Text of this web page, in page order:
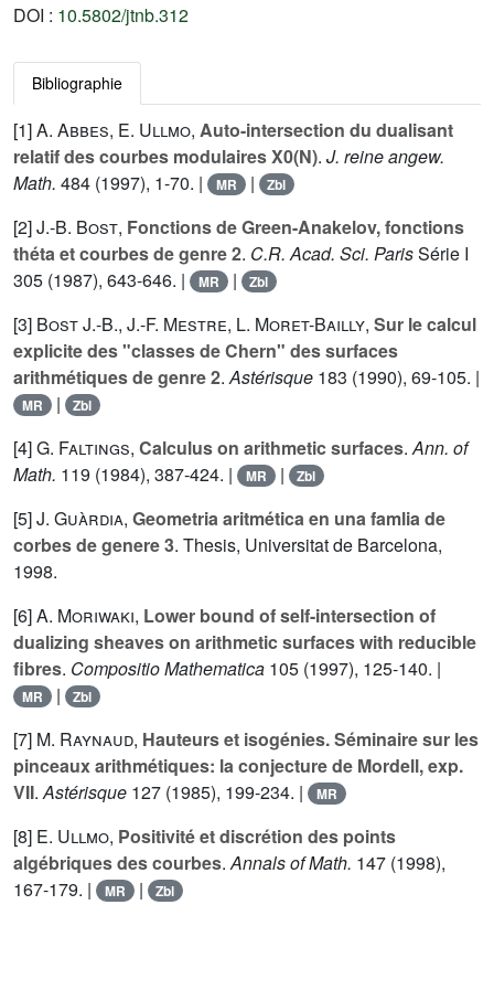
DOI : 10.5802/jtnb.312
Bibliographie
[1]A. Abbes, E. Ullmo, Auto-intersection du dualisant
relatif des courbes modulaires X0(N). J. reine angew.
Math. 484 (1997), 1-70. | MR | Zbl
[2]J.-B. Bost, Fonctions de Green-Anakelov, fonctions
théta et courbes de genre 2. C.R. Acad. Sci. ParisSérie I
305 (1987), 643-646. | MR | Zbl
[3] Bost J.-B., J.-F. Mestre, L. Moret-Bailly, Sur le calcul
explicite des "classes de Chern" des surfaces
arithmétiques de genre 2.Astérisque 183 (1990), 69-105. |
MR | Zbl
[4]G. Faltings, Calculus on arithmetic surfaces.Ann. of
Math. 119 (1984), 387-424. | MR | Zbl
[5]J. Guàrdia, Geometria aritmética en una famlia de
corbes de genere 3. Thesis, Universitat de Barcelona,
1998.
[6]A. Moriwaki, Lower bound of self-intersection of
dualizing sheaves on arithmetic surfaces with reducible
fibres. Compositio Mathematica 105 (1997), 125-140. |
MR | Zbl
[7] M. Raynaud, Hauteurs et isogénies. Séminaire sur les
pinceaux arithmétiques: la conjecture de Mordell, exp.
VII.Astérisque 127 (1985), 199-234. | MR
[8] E. Ullmo, Positivité et discrétion des points
algébriques des courbes.Annals of Math. 147 (1998),
167-179. |
MR | Zbl